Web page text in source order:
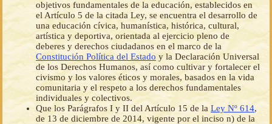
objetivos fundamentales de la educación, establecidos en
el Artículo 5 de la citada Ley, se encuentra el desarrollo de
una educación cívica, humanística, histórica, cultural,
artística y deportiva, orientada al ejercicio pleno de
deberes y derechos ciudadanos en el marco de la
Constitución Política del Estado y la Declaración Universal
de los Derechos Humanos, así como cultivar y fortalecer el
civismo y los valores éticos y morales, basados en la vida
comunitaria y el respeto a los derechos fundamentales
individuales y colectivos.
Que los Parágrafos I y II del Artículo 15 de la Ley Nº 614,
de 13 de diciembre de 2014, vigente por el inciso n) de la